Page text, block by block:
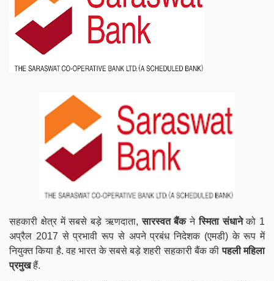
सहकारी क्षेत्रमें सबसे बड़े ऋणदाता,सारस्वतबैंकनेस्मिता संधानेको 1
अप्रैल 2017 से प्रभावी रूप से अपने प्रबंध निदेशक (एमडी) के रूप में
नियुक्त किया है. वह भारत के सबसे बड़े शहरी सहकारी बैंक कीपहली महिला
प्रमुखहैं.